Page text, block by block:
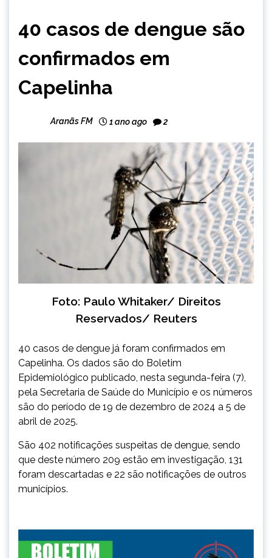
MINAS
NOTÍCIAS
40 casos de dengue são
confirmados em
Capelinha
Aranãs FM 1 ano ago 2
Foto: Paulo Whitaker/ Direitos
Reservados/ Reuters
40 casos de dengue já foram confirmados em
Capelinha. Os dados são do Boletim
Epidemiológico publicado, nesta segunda-feira (7),
pela Secretaria de Saúde do Município e os números
são do período de 19 de dezembro de 2024 a 5 de
abril de 2025.
São 402 notificações suspeitas de dengue, sendo
que deste número 209 estão em investigação, 131
foram descartadas e 22 são notificações de outros
municípios.